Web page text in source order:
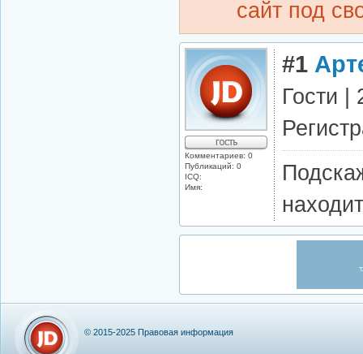
сайт под
Комментариев: 0
Публикаций: 0
ICQ:
Имя:
#1
Гости |
© 2015-2025 Правовая информация